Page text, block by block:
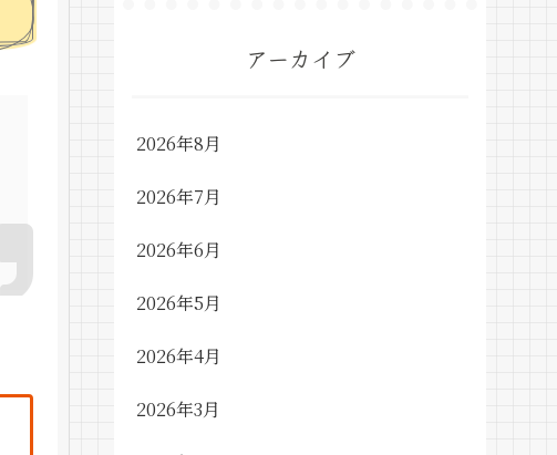
アーカイブ
2026年8月
2026年7月
2026年6月
2026年5月
2026年4月
2026年3月